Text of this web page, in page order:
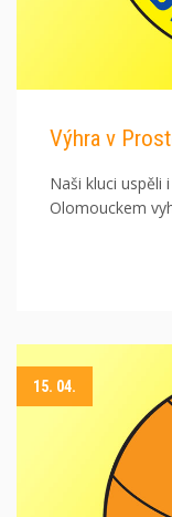
Výhra v
Naši kluci uspěli
Olomouckem
15. 04.